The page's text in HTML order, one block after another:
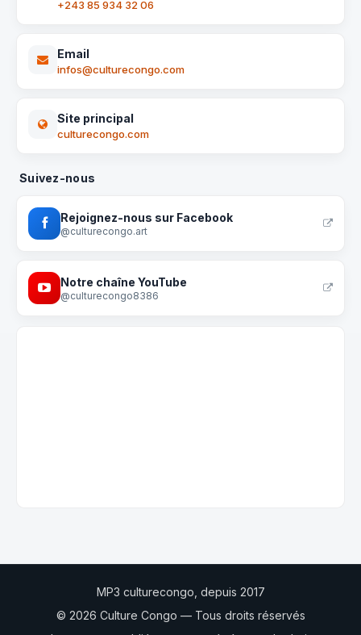
+243 85 934 32 06
Email
infos@culturecongo.com
Site principal
culturecongo.com
Suivez-nous
Rejoignez-nous sur Facebook
@culturecongo.art
Notre chaîne YouTube
@culturecongo8386
MP3 culturecongo, depuis 2017
© 2026 Culture Congo — Tous droits réservés